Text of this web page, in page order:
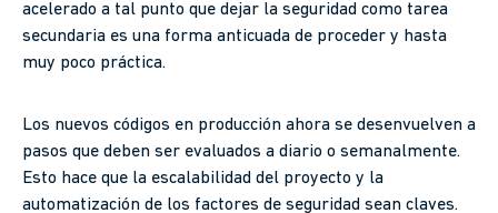
acelerado a tal punto que dejar la seguridad como tarea
secundaria es una forma anticuada de proceder y hasta
muy poco práctica.
Los nuevos códigos en producción ahora se desenvuelven a
pasos que deben ser evaluados a diario o semanalmente.
Esto hace que la escalabilidad del proyecto y la
automatización de los factores de seguridad sean claves.